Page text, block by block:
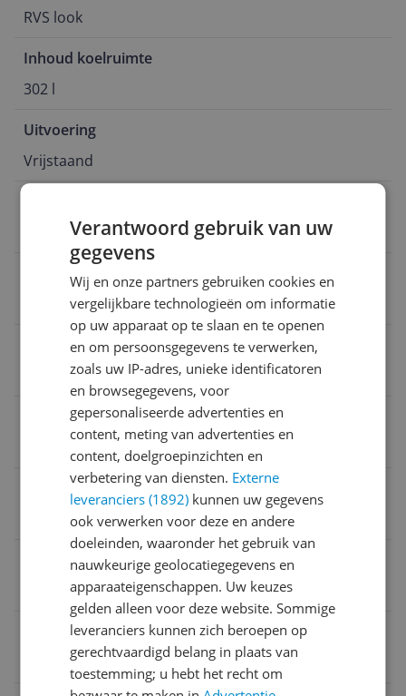
RVS look
Inhoud koelruimte
302 l
Uitvoering
Vrijstaand
Breedte
59,5 cm
Geluidsniveau
Energieklasse 2021
Inbouw
Hoogte
8715393369352
Verantwoord gebruik van uw
gegevens
Wij en onze partners gebruiken cookies en
vergelijkbare technologieën om informatie
op uw apparaat op te slaan en te openen
en om persoonsgegevens te verwerken,
zoals uw IP-adres, unieke identificatoren
en browsegegevens, voor
gepersonaliseerde advertenties en
content, meting van advertenties en
content, doelgroepinzichten en
verbetering van diensten. Externe
leveranciers (1892) kunnen uw gegevens
ook verwerken voor deze en andere
doeleinden, waaronder het gebruik van
nauwkeurige geolocatiegegevens en
apparaateigenschappen. Uw keuzes
gelden alleen voor deze website. Sommige
leveranciers kunnen zich beroepen op
gerechtvaardigd belang in plaats van
toestemming; u hebt het recht om